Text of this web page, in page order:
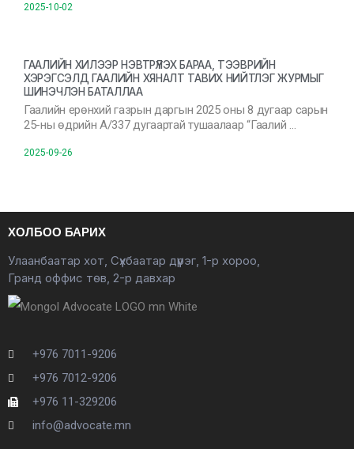
2025-10-02
ГААЛИЙН ХИЛЭЭР НЭВТРҮҮЛЭХ БАРАА, ТЭЭВРИЙН
ХЭРЭГСЭЛД ГААЛИЙН ХЯНАЛТ ТАВИХ НИЙТЛЭГ ЖУРМЫГ
ШИНЭЧЛЭН БАТАЛЛАА
Гаалийн ерөнхий газрын даргын 2025 оны 8 дугаар сарын
25-ны өдрийн А/337 дугаартай тушаалаар “Гаалий …
2025-09-26
ХОЛБОО БАРИХ
Улаанбаатар хот, Сүхбаатар дүүрэг, 1-р хороо,
Гранд оффис төв, 2-р давхар
+976 7011-9206
+976 7012-9206
+976 11-329206
info@advocate.mn